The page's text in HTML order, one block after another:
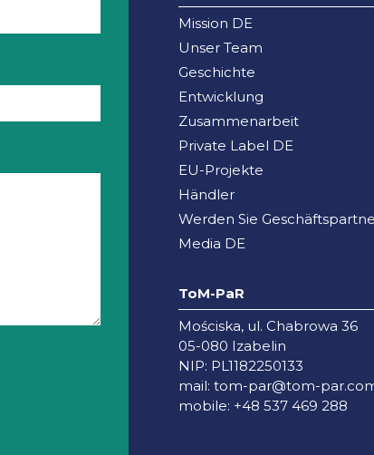
Mission DE
Unser Team
Geschichte
Entwicklung
Zusammenarbeit
Private Label DE
EU-Projekte
Händler
Werden Sie
Media DE
ToM-PaR
Mościska, ul. Chabrowa 36
05-080 Izabelin
NIP: PL1182250133
mail: tom-par@tom-
mobile: +48 537 469 288